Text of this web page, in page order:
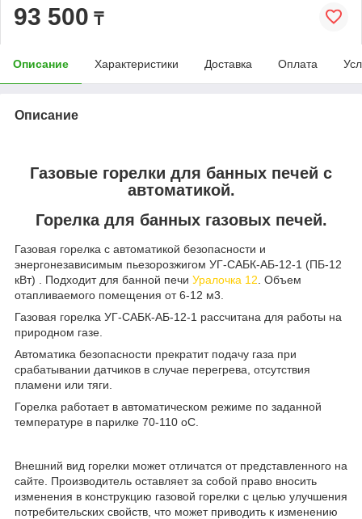
93 500 ₸
Описание Характеристики Доставка Оплата
Описание
Газовые горелки для банных печей с
автоматикой.
Горелка для банных газовых печей.
Газовая горелка с автоматикой безопасности и
энергонезависимым пьезорозжигом УГ-САБК-АБ-12-1 (ПБ-12
кВт) . Подходит для банной печи Уралочка 12 . Объем
отапливаемого помещения от 6-12 м3
Газовая горелка УГ-САБК-АБ-12-1 рассчитана для работы на
природном газе.
Автоматика безопасности прекратит подачу газа при
срабатывании датчиков в случае перегрева, отсутствия
пламени или тяги.
Горелка работает в автоматическом режиме по заданной
температуре в парилке 70-110 oC.
Внешний вид горелки может отличатся от представленного на
сайте. Производитель оставляет за собой право вносить
изменения в конструкцию газовой горелки с целью улучшения
потребительских свойств, что может приводить к изменению